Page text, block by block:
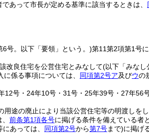
あって市長が定める基準に該当するときは、
号。以下「要領」という。)第11第2項第1号
改良住宅を公営住宅とみなして(以下「みなし
係る事項については、 同項第2号ア及びウの
号・24年10号・31号・25年39号・27年56
途の廃止により当該公営住宅等の明渡しを
前条第1項各号に掲げる条件を備えている者
あっては、 同項第2号から第7号まで)に掲げ